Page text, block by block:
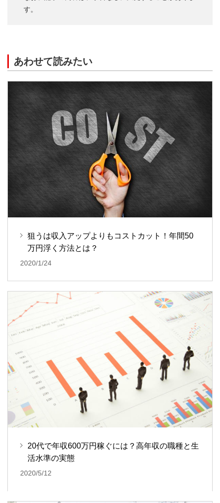
す。
あわせて読みたい
狙うは収入アップよりもコストカット！年間50
万円浮く方法とは？
2020/1/24
20代で年収600万円稼ぐには？高年収の職種と生
活水準の実態
2020/5/12